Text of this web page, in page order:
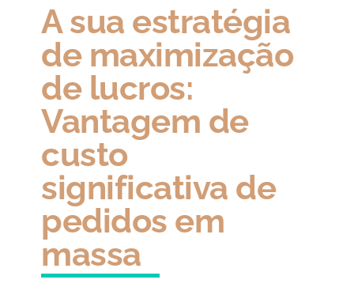
A sua estratégia
de maximização
de lucros:
Vantagem de
custo
significativa de
pedidos em
massa